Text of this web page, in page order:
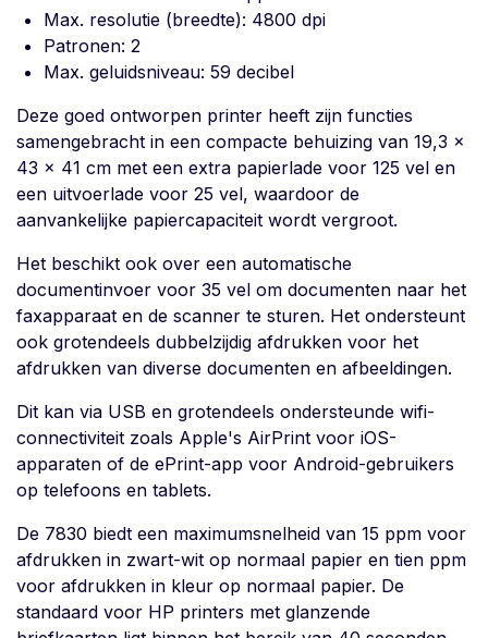
Max. resolutie (breedte): 4800 dpi
Patronen: 2
Max. geluidsniveau: 59 decibel
Deze goed ontworpen printer heeft zijn functies
samengebracht in een compacte behuizing van 19,3 x
43 x 41 cm met een extra papierlade voor 125 vel en
een uitvoerlade voor 25 vel, waardoor de
aanvankelijke papiercapaciteit wordt vergroot.
Het beschikt ook over een automatische
documentinvoer voor 35 vel om documenten naar het
faxapparaat en de scanner te sturen. Het ondersteunt
ook grotendeels dubbelzijdig afdrukken voor het
afdrukken van diverse documenten en afbeeldingen.
Dit kan via USB en grotendeels ondersteunde wifi-
connectiviteit zoals Apple's AirPrint voor iOS-
apparaten of de ePrint-app voor Android-gebruikers
op telefoons en tablets.
De 7830 biedt een maximumsnelheid van 15 ppm voor
afdrukken in zwart-wit op normaal papier en tien ppm
voor afdrukken in kleur op normaal papier. De
standaard voor HP printers met glanzende